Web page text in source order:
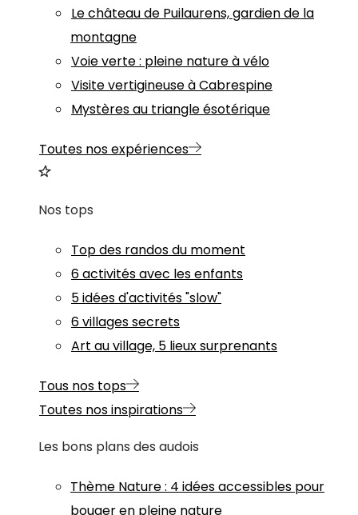
Le château de Puilaurens, gardien de la
montagne
Voie verte : pleine nature à vélo
Visite vertigineuse à Cabrespine
Mystères au triangle ésotérique
Toutes nos expériences
Nos tops
Top des randos du moment
6 activités avec les enfants
5 idées d'activités "slow"
6 villages secrets
Art au village, 5 lieux surprenants
Tous nos tops
Toutes nos inspirations
Les bons plans des audois
Thème Nature: 4 idées accessibles pour
bouger en pleine nature